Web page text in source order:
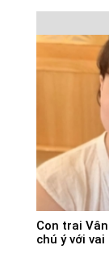
Con trai
chú ý với vai